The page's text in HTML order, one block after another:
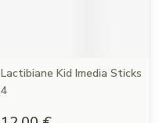
Lactibiane Kid Imedia Sticks
4